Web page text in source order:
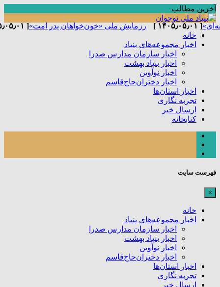
آخرین مطالب
[ ۱۴۰۵٫۰۵٫۰۱ ] رزمایش ملی «خون‌خواهان پدر امت»[ ۱۴۰۵٫۰۵٫۰۱ ]
خانه
اخبار مجموعه‌های بنیاد
اخبار سازمان مدارس صدرا
اخبار بنیاد بهشت
اخبار نوآوین
اخبار دختران‌حاج‌قاسم
اخبار استان‌ها
تجربه نگاری
ارسال خبر
کتابخانه
فهرست سایت
×
خانه
اخبار مجموعه‌های بنیاد
اخبار سازمان مدارس صدرا
اخبار بنیاد بهشت
اخبار نوآوین
اخبار دختران‌حاج‌قاسم
اخبار استان‌ها
تجربه نگاری
ارسال خبر